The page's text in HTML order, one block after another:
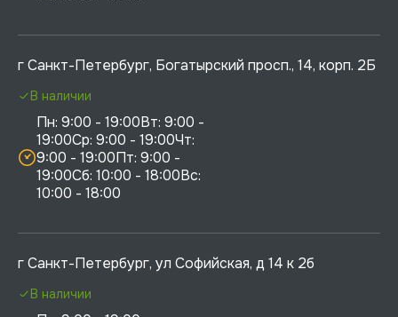
г Санкт-Петербург, Богатырский просп., 14, корп. 2Б
Пн: 9:00 - 19:00Вт: 9:00 -
19:00Ср: 9:00 - 19:00Чт:
9:00 - 19:00Пт: 9:00 -
19:00Сб: 10:00 - 18:00Вс:
10:00 - 18:00
В наличии
г Санкт-Петербург, ул Софийская, д 14 к 2б
В наличии